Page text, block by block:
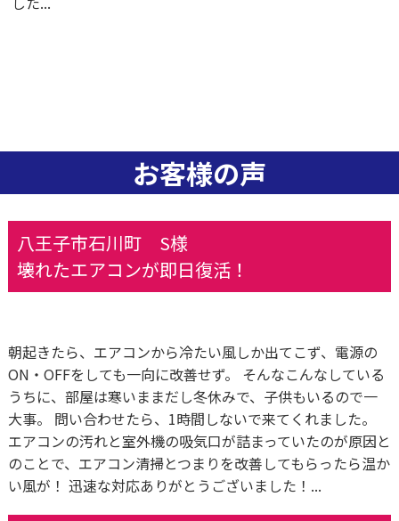
お客様の声
八王子市石川町 S様
壊れたエアコンが即日復活！
朝起きたら、エアコンから冷たい風しか出てこず、電源の
ON・OFFをしても一向に改善せず。 そんなこんなしている
うちに、部屋は寒いままだし冬休みで、子供もいるので一
大事。 問い合わせたら、1時間しないで来てくれました。
エアコンの汚れと室外機の吸気口が詰まっていたのが原因と
のことで、エアコン清掃とつまりを改善してもらったら温か
い風が！ 迅速な対応ありがとうございました！...